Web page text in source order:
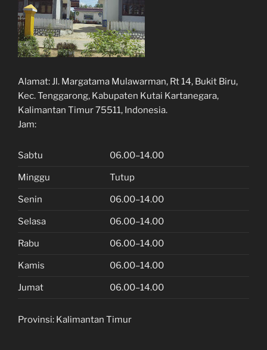
Alamat:Jl. Margatama Mulawarman, Rt 14, Bukit Biru,
Kec. Tenggarong, Kabupaten Kutai Kartanegara,
Kalimantan Timur 75511, Indonesia.
Jam:
Sabtu 06.00–14.00
Minggu Tutup
Senin 06.00–14.00
Selasa 06.00–14.00
Rabu 06.00–14.00
Kamis 06.00–14.00
Jumat 06.00–14.00
Provinsi: Kalimantan Timur